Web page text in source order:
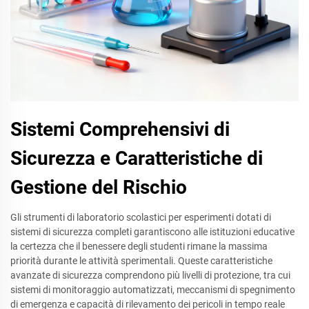
Sistemi Comprehensivi di
Sicurezza e Caratteristiche di
Gestione del Rischio
Gli strumenti di laboratorio scolastici per esperimenti dotati di
sistemi di sicurezza completi garantiscono alle istituzioni educative
la certezza che il benessere degli studenti rimane la massima
priorità durante le attività sperimentali. Queste caratteristiche
avanzate di sicurezza comprendono più livelli di protezione, tra cui
sistemi di monitoraggio automatizzati, meccanismi di spegnimento
di emergenza e capacità di rilevamento dei pericoli in tempo reale